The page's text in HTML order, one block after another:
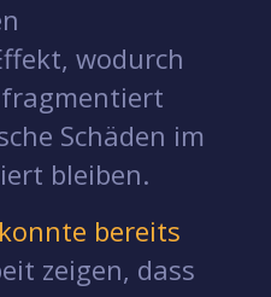
wodurch
Schäden im
bleiben.
bereits
zeigen, dass